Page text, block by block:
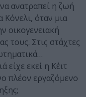
ανατραπεί η ζωή
Κόνελι, όταν μια
οικογενειακή
τους. Στις στάχτες
είχε εκεί η Κέιτ
πλέον εργαζόμενο